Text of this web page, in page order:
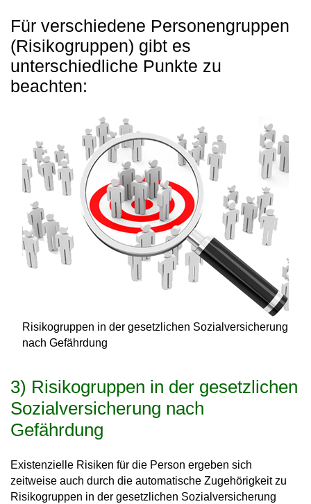
Für verschiedene Personengruppen
(Risikogruppen) gibt es
unterschiedliche Punkte zu
beachten:
Risikogruppen in der gesetzlichen Sozialversicherung
nach Gefährdung
3) Risikogruppen in der gesetzlichen
Sozialversicherung nach
Gefährdung
Existenzielle Risiken für die Person ergeben sich
zeitweise auch durch die automatische Zugehörigkeit zu
Risikogruppen in der gesetzlichen Sozialversicherung